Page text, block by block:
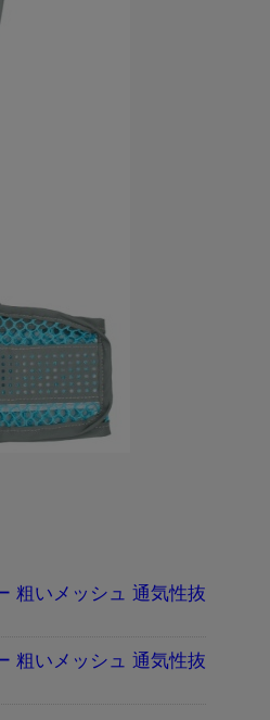
粗いメッシュ 通気性抜
粗いメッシュ 通気性抜